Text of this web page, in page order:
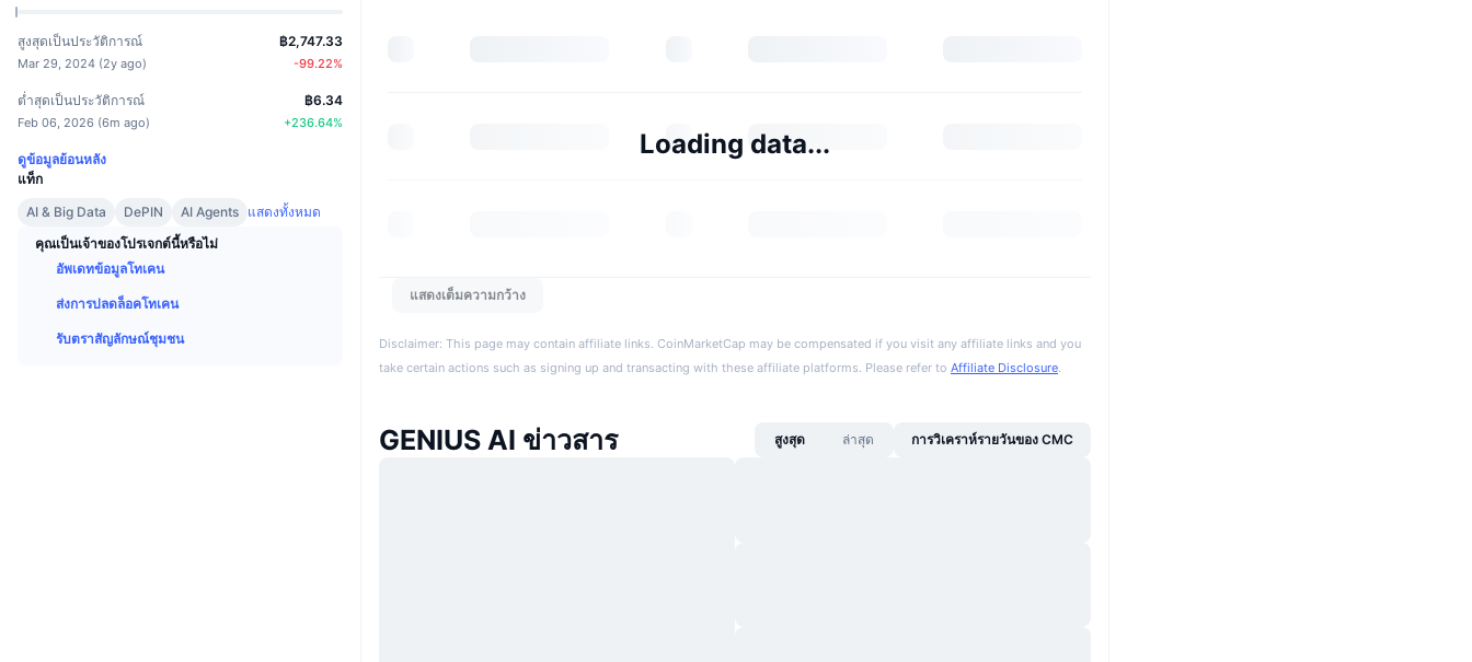
สูงสุดเป็นประวัติการณ์
Mar 29, 2024 (2y ago)
฿2,747.33
-99.22%
ต่ำสุดเป็นประวัติการณ์
Feb 06, 2026 (6m ago)
฿6.34
+236.64%
ดูข้อมูลย้อนหลัง
แท็ก
AI & Big Data
DePIN AI Agents แสดงทั้งหมด
คุณเป็นเจ้าของโปรเจกต์นี้หรือไม่
อัพเดทข้อมูลโทเคน
ส่งการปลดล็อคโทเคน
รับตราสัญลักษณ์ชุมชน
Loading data...
แสดงเต็มความกว้าง
Disclaimer: This page may contain affiliate links. CoinMarketCap may be compensated if you visit any affiliate links and you
take certain actions such as signing up and transacting with these affiliate platforms. Please refer to Affiliate Disclosure.
GENIUS AI ข่าวสาร สูงสุด ล่าสุด การวิเคราห์รายวันของ CMC